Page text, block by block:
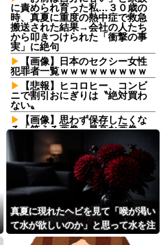
に責められ育った私…３０歳の
時、真夏に重度の熱中症で救急
搬送された結果→会社の人たち
から叩きつけられた「衝撃の事
実」に絶句
【画像】日本のセクシー女性
犯罪者一覧ｗｗｗｗｗｗｗｗｗ
【悲報】ヒコロヒー、コンビ
ニで割引おにぎりは〝絶対買わ
ない〟
【画像】思わず保存したくな
る「笑える画像・最高な画像」
貼っていけｗｗｗｗｗ他
【悲報】粗品、永久追放ｗｗ
ｗｗｗｗｗｗｗｗｗｗｗｗｗ
（証拠あり）
「お前は自分に甘い」と家族
に責められ育った私…３０歳の
時、真夏に重度の熱中症で救急
搬送された結果→会社の人たち
から叩きつけられた「衝撃の事
実」に絶句
真夏に現れたヘビを見て「喉が渇い
て水が欲しいのか」と思って水を注
いだ。ヘビは夢中で飲んで姿を消